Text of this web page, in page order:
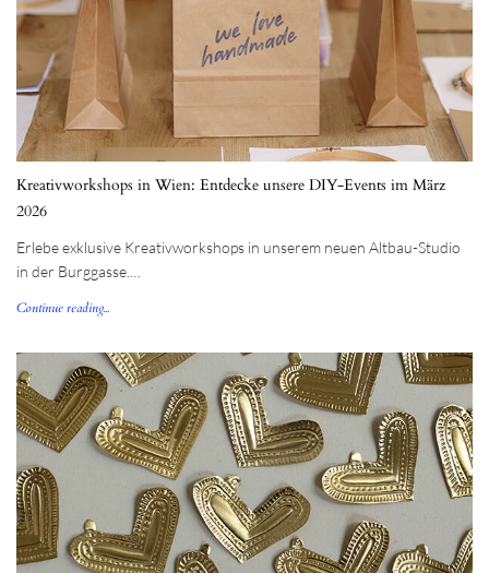
Kreativworkshops in Wien: Entdecke unsere DIY-Events im März
2026
Erlebe exklusive Kreativworkshops in unserem neuen Altbau-Studio
in der Burggasse.…
Continue reading...